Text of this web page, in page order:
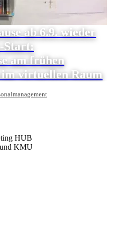
ab 6.9. wieder
am frühen
virtuellen Raum
HUB
KMU